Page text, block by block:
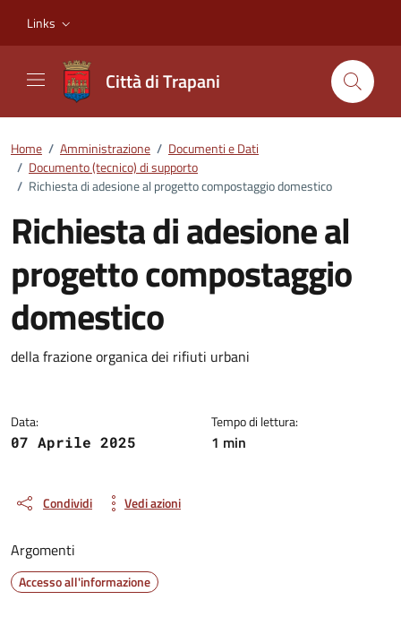
Links
Città di Trapani
Home / Amministrazione / Documenti e Dati
/ Documento (tecnico) di supporto
/ Richiesta di adesione al progetto compostaggio domestico
Richiesta di adesione al
progetto compostaggio
domestico
Dettagli del documento
della frazione organica dei rifiuti urbani
Data:
07 Aprile 2025
Tempo di lettura:
1 min
Condividi Vedi azioni
Argomenti
Accesso all'informazione